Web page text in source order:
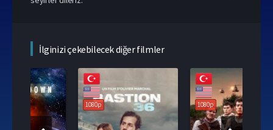
İlginizi çekebilecek diğer filmler
1080p 1080p